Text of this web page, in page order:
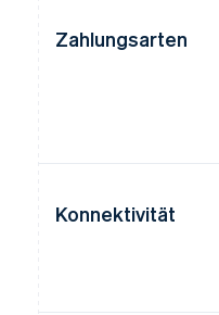
Zahlungsarten
Konnektivität